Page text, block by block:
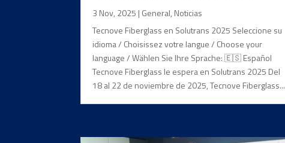
3 Nov, 2025 | General, Noticias
Tecnove Fiberglass en Solutrans 2025 Seleccione su
idioma / Choisissez votre langue / Choose your
language / Wählen Sie Ihre Sprache: 🇪🇸 Español
Tecnove Fiberglass le espera en Solutrans 2025 Del
18 al 22 de noviembre de 2025, Tecnove Fiberglass...